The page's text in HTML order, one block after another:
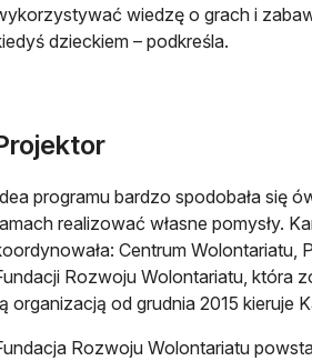
wiedzę o grach i
dzieckiem – podkreśla.
programu bardzo spodobała się
realizować własne pomysły.
Centrum
Rozwoju Wolontariatu, która
organizacją od grudnia 2015 kieruje
Rozwoju Wolontariatu